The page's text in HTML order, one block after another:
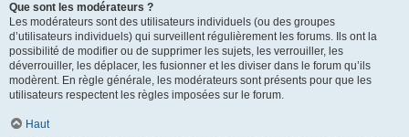
Que sont les modérateurs ?
Les modérateurs sont des utilisateurs individuels (ou des groupes
d’utilisateurs individuels) qui surveillent régulièrement les forums. Ils ont la
possibilité de modifier ou de supprimer les sujets, les verrouiller, les
déverrouiller, les déplacer, les fusionner et les diviser dans le forum qu’ils
modèrent. En règle générale, les modérateurs sont présents pour que les
utilisateurs respectent les règles imposées sur le forum.
Haut